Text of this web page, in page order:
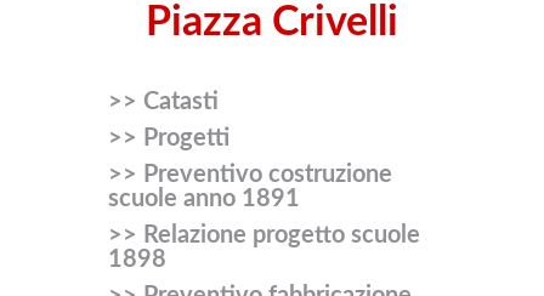
Piazza Crivelli
>> Catasti
>> Progetti
>> Preventivo costruzione
scuole anno 1891
>> Relazione progetto scuole
1898